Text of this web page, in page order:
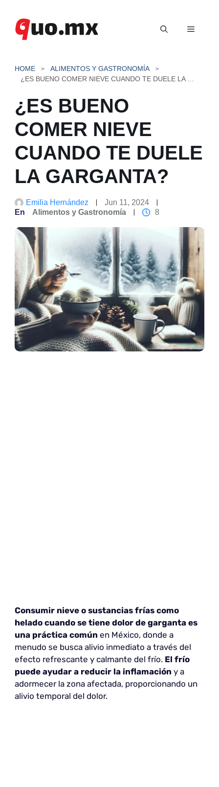
contenido
Menú
HOME
ALIMENTOS Y GASTRONOMÍA
¿ES BUENO
COMER NIEVE
CUANDO TE DUELE
LA GARGANTA?
Emilia Hernández
Jun 11, 2024
En
Alimentos y Gastronomía 8
Consumir nieve o sustancias frías como
helado cuando se tiene dolor de garganta es
una práctica común en México, donde a
menudo se busca alivio inmediato a través del
efecto refrescante y calmante del frío. El frío
puede ayudar a reducir la inflamación y a
adormecer la zona afectada, proporcionando un
alivio temporal del dolor.